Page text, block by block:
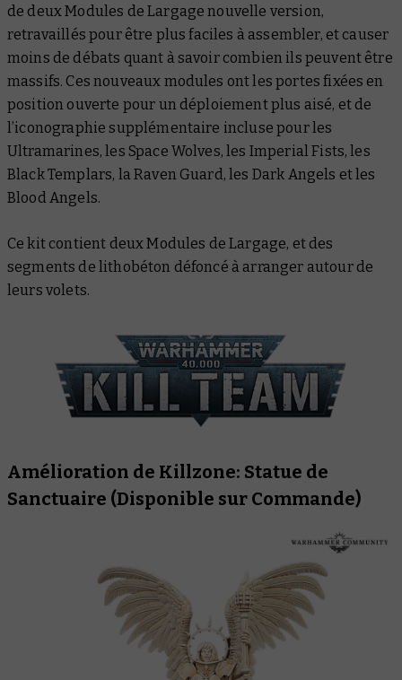
de deux Modules de Largage nouvelle version,
retravaillés pour être plus faciles à assembler, et causer
moins de débats quant à savoir combien ils peuvent être
massifs. Ces nouveaux modules ont les portes fixées en
position ouverte pour un déploiement plus aisé, et de
l’iconographie supplémentaire incluse pour les
Ultramarines, les Space Wolves, les Imperial Fists, les
Black Templars, la Raven Guard, les Dark Angels et les
Blood Angels.
Ce kit contient deux Modules de Largage, et des
segments de lithobéton défoncé à arranger autour de
leurs volets.
Amélioration de Killzone: Statue de
Sanctuaire (Disponible sur Commande)